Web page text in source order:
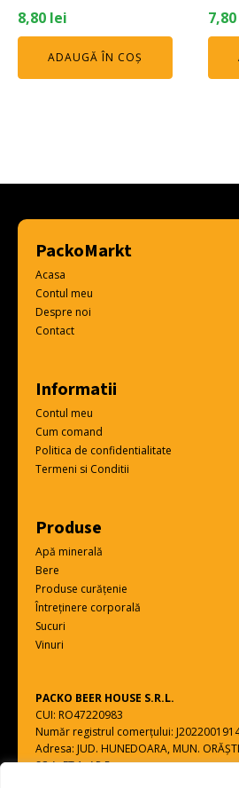
8,80 lei
ADAUGĂ ÎN COȘ
7,80
PackoMarkt
Acasa
Contul meu
Despre noi
Contact
Informatii
Contul meu
Cum comand
Politica de confidentialitate
Termeni si Conditii
Produse
Apă minerală
Bere
Produse curățenie
Întreținere corporală
Sucuri
Vinuri
PACKO BEER HOUSE S.R.L.
CUI: RO47220983
Număr registrul comerțului:
Adresa: JUD. HUNEDOARA, MUN.
SC.A, ET.1, AP.5